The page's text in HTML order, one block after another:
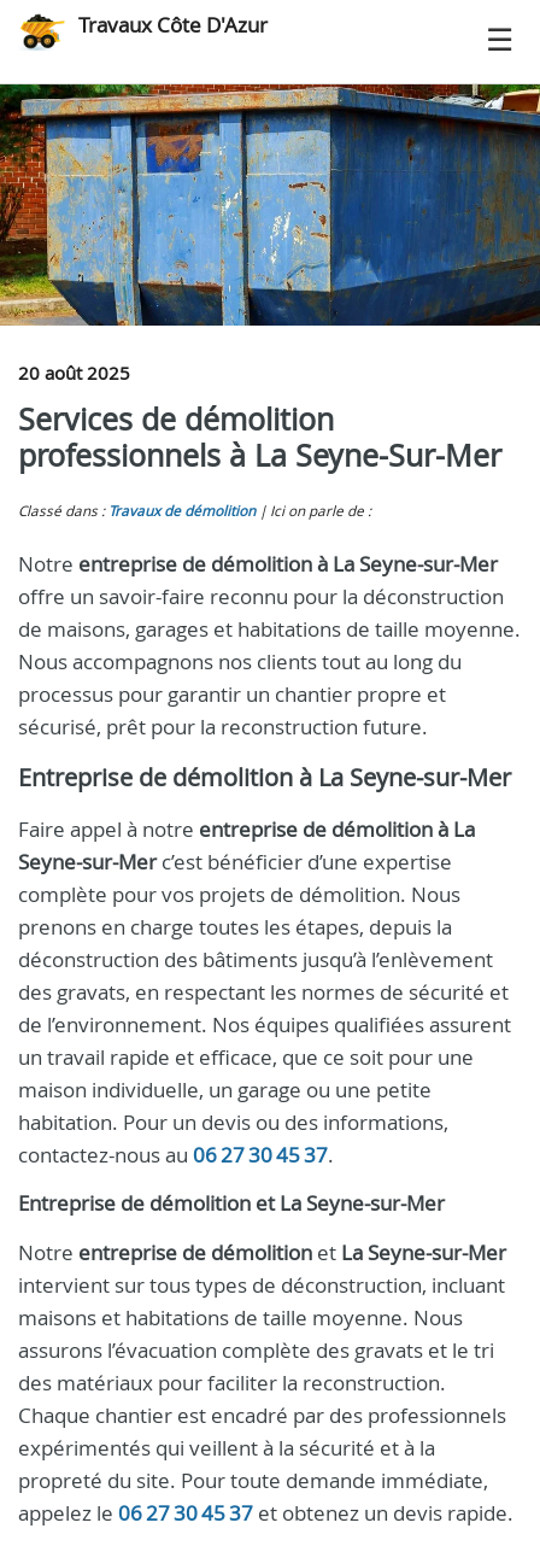
Travaux Côte D'Azur
20 août 2025
Services de démolition
professionnels à La Seyne-Sur-Mer
Classé dans : Travaux de démolition Ici on parle de :
Notre entreprise de démolition à La Seyne-sur-Mer
offre un savoir-faire reconnu pour la déconstruction
de maisons, garages et habitations de taille moyenne.
Nous accompagnons nos clients tout au long du
processus pour garantir un chantier propre et
sécurisé, prêt pour la reconstruction future.
Entreprise de démolition à La Seyne-sur-Mer
Faire appel à notre entreprise de démolition à La
Seyne-sur-Merc’est bénéficier d’une expertise
complète pour vos projets de démolition. Nous
prenons en charge toutes les étapes, depuis la
déconstruction des bâtiments jusqu’à l’enlèvement
des gravats, en respectant les normes de sécurité et
de l’environnement. Nos équipes qualifiées assurent
un travail rapide et efficace, que ce soit pour une
maison individuelle, un garage ou une petite
habitation. Pour un devis ou des informations,
contactez-nous au 06 27 30 45 37.
Entreprise de démolition etLa Seyne-sur-Mer
Notre entreprise de démolition et La Seyne-sur-Mer
intervient sur tous types de déconstruction, incluant
maisons et habitations de taille moyenne. Nous
assurons l’évacuation complète des gravats et le tri
des matériaux pour faciliter la reconstruction.
Chaque chantier est encadré par des professionnels
expérimentés qui veillent à la sécurité et à la
propreté du site. Pour toute demande immédiate,
appelez le 06 27 30 45 37 et obtenez un devis rapide.